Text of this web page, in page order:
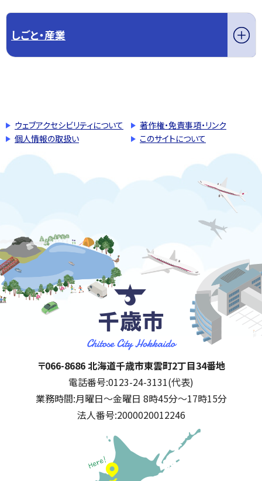
しごと・産業
ウェブアクセシビリティについて
著作権・免責事項・リンク
個人情報の取扱い
このサイトについて
千歳市
住所:
〒066-8686 北海道千歳市東雲町2丁目34番地
電話番号:0123-24-3131(代表)
業務時間:月曜日～金曜日 8時45分～17時15分
法人番号:2000020012246